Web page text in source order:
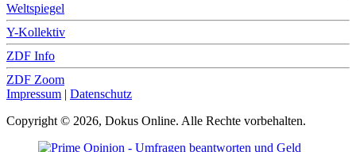
Weltspiegel
Y-Kollektiv
ZDF Info
ZDF Zoom
Impressum | Datenschutz
Copyright © 2026, Dokus Online. Alle Rechte vorbehalten.